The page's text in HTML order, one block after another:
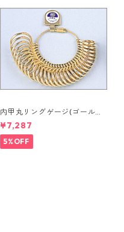
内甲丸リングゲージ(ゴール
ド）【ART40672】
¥7,287
5%OFF